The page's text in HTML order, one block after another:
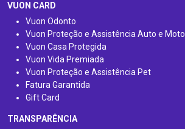
VUON CARD
Vuon Odonto
Vuon Proteção e Assistência Auto e Moto
Vuon Casa Protegida
Vuon Vida Premiada
Vuon Proteção e Assistência Pet
Fatura Garantida
Gift Card
TRANSPARÊNCIA